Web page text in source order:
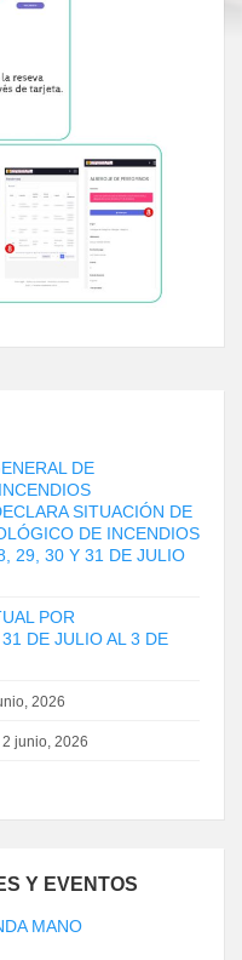
DE
SITUACIÓN DE
DE INCENDIOS
29, 30 Y 31 DE JULIO
POR
DE JULIO AL 3 DE
2026
2 junio, 2026
Y EVENTOS
MANO